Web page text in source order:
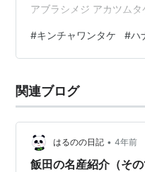
アブラシメジ アカツム
タケ？ ムササビタケ？
ウタケ 不明 にほんブロ
#キンチャワンタケ #ハ
関連ブログ
はるのの日記 • 4年前
飯田の名産紹介（そ